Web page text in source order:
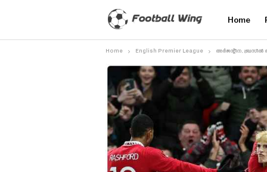
Home
Home English Premier League അർജന്റീന, ബ്രസീൽ